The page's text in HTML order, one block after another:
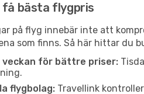
bästa flygpris
på flyg innebär inte att
som finns. Så här hittar du
veckan för bättre priser:
flygbolag: Travellink